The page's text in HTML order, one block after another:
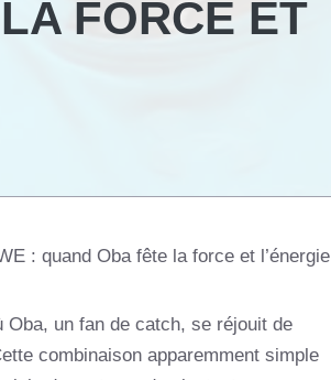
FORCE ET
: quand Oba fête la force et l’énergie
un fan de catch, se réjouit de
combinaison apparemment simple